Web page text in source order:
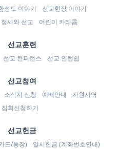
성도 이야기
선교현장 이야기
정세와 선교 어린이 카타콤
선교훈련
선교 컨퍼런스 선교 인턴쉽
선교참여
소식지 신청 예배안내
자원사역
집회신청하기
선교헌금
드/통장)
일시헌금 (계좌번호안내)